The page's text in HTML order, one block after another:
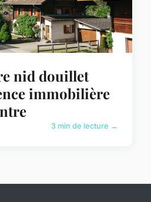
nid douillet
immobilière
3 min de lecture →